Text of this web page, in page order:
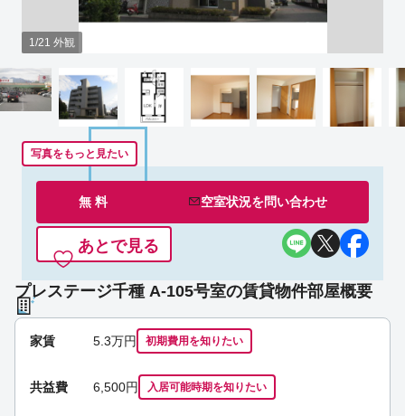
1/21 外観
写真をもっと見たい
無 料 空室状況を問い合わせ
あとで見る
プレステージ千種 A-105号室の賃貸物件部屋概要
家賃 5.3万円 初期費用を知りたい
共益費 6,500円 入居可能時期を知りたい